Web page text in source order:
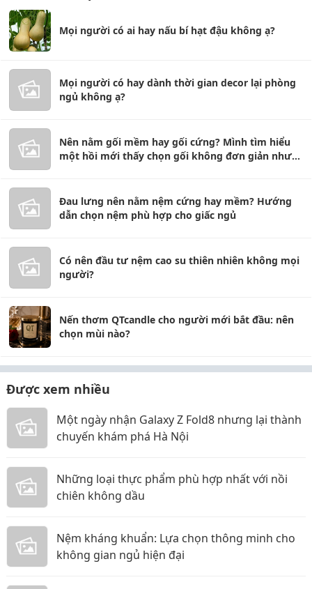
Mọi người có ai hay nấu bí hạt đậu không ạ?
Mọi người có hay dành thời gian decor lại phòng
ngủ không ạ?
Nên nằm gối mềm hay gối cứng? Mình tìm hiểu
một hồi mới thấy chọn gối không đơn giản như
Đau lưng nên nằm nệm cứng hay mềm? Hướng
dẫn chọn nệm phù hợp cho giấc ngủ
Có nên đầu tư nệm cao su thiên nhiên không mọi
người?
Nến thơm QTcandle cho người mới bắt đầu: nên
chọn mùi nào?
Được xem nhiều
Một ngày nhận Galaxy Z Fold8 nhưng lại thành
chuyến khám phá Hà Nội
Những loại thực phẩm phù hợp nhất với nồi
chiên không dầu
Nệm kháng khuẩn: Lựa chọn thông minh cho
không gian ngủ hiện đại